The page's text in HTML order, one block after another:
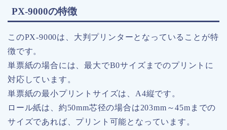
PX-9000の特徴
このPX-9000は、大判プリンターとなっていることが特
徴です。
単票紙の場合には、最大でB0サイズまでのプリントに
対応しています。
単票紙の最小プリントサイズは、A4縦です。
ロール紙は、約50mm芯径の場合は203mm～45mまでの
サイズであれば、プリント可能となっています。